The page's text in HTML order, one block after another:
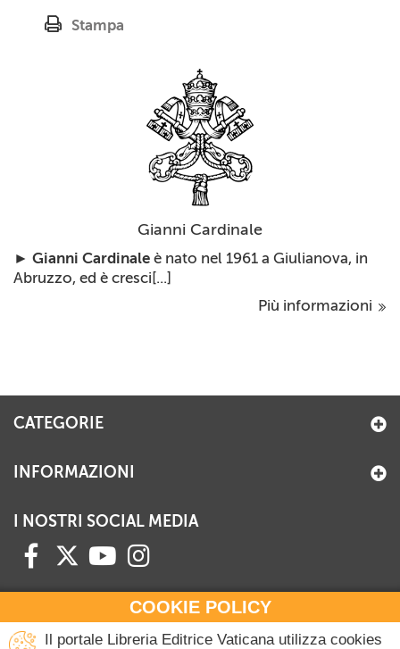
Stampa
Gianni Cardinale
► Gianni Cardinale è nato nel 1961 a Giulianova, in
Abruzzo, ed è cresci[...]
Più informazioni
COOKIE POLICY
Il portale Libreria Editrice Vaticana utilizza cookies
CATEGORIE
INFORMAZIONI
I NOSTRI SOCIAL MEDIA
HAI BISOGNO DI INFORMAZIONI?